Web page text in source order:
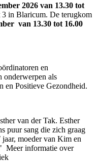
2026 van 13.30 tot
3 in Blaricum. De terugkom
van 13.30 tot 16.00
en
onderwerpen als
en Positieve Gezondheid.
van der Tak. Esther
puur sang die zich graag
moeder van Kim en
Meer informatie over